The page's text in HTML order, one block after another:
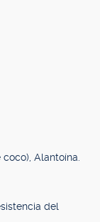
Alantoína.
del